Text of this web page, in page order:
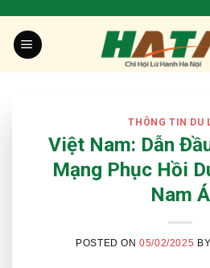
content
THÔNG TIN DU
Việt Nam: Dẫn
Mạng Phục Hồi
Nam Á
POSTED ON05/02/2025 BY